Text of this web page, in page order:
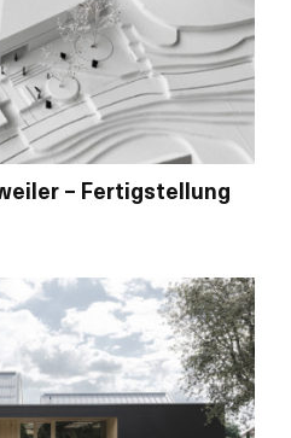
– Fertigstellung